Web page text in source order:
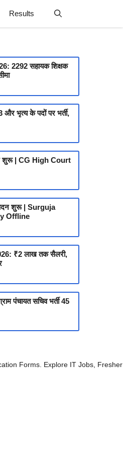
Results
2292 सहायक शिक्षक
और भृत्य के पदों पर भर्ती,
शुरू | CG High Court
शुरू | Surguja
Offline
₹2 लाख तक सैलरी,
पंचायत सचिव भर्ती 45
Forms. Explore IT Jobs, Fresher